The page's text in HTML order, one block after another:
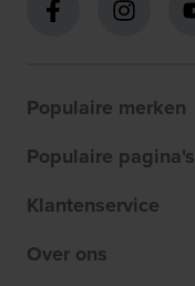
Populaire merken
Populaire pagina's
Klantenservice
Over ons